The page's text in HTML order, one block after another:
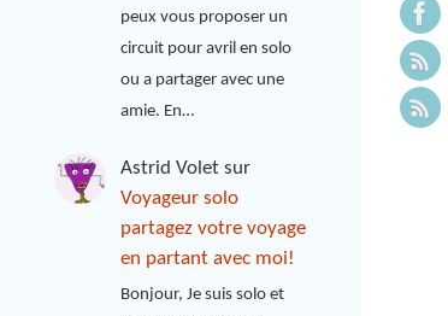
peux vous proposer un
circuit pour avril en solo
ou a partager avec une
amie. En…
Astrid Volet sur
Voyageur solo
partagez votre voyage
en partant avec moi!
Bonjour, Je suis solo et